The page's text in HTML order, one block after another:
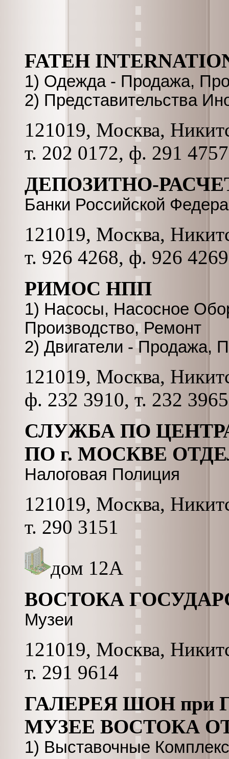
FATEH
1) Одежда - Продажа,
2) Представительства
121019, Москва,
т. 202 0172, ф. 291 4757
ДЕПОЗИТНО-
Банки Российской
121019, Москва,
т. 926 4268, ф. 926
РИМОС НПП
1) Насосы, Насосное
Производство, Ремонт
2) Двигатели - Продажа,
121019, Москва,
ф. 232 3910, т. 232 3965
СЛУЖБА ПО
ПО г. МОСКВЕ
Налоговая Полиция
121019, Москва,
т. 290 3151
дом 12А
ВОСТОКА
Музеи
121019, Москва,
т. 291 9614
ГАЛЕРЕЯ ШОН при
МУЗЕЕ ВОСТОКА
1) Выставочные